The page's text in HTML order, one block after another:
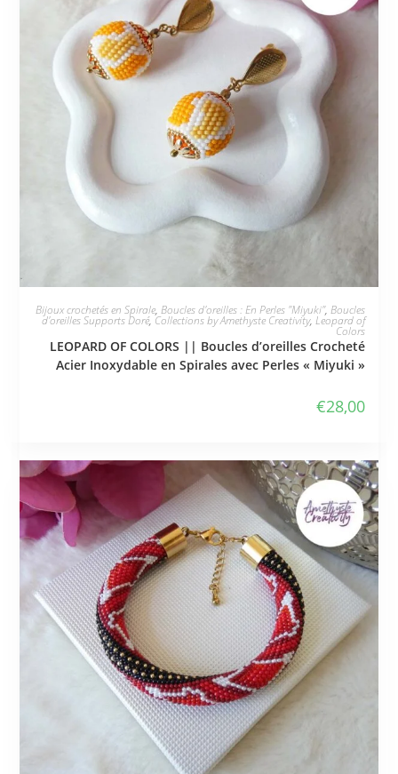
JE L'ADOPTE
Bijoux crochetés en Spirale, Boucles d'oreilles : En Perles "Miyuki", Boucles
d'oreilles Supports Doré, Collections by Amethyste Creativity, Leopard of
Colors
LEOPARD OF COLORS || Boucles d’oreilles Crocheté
Acier Inoxydable en Spirales avec Perles « Miyuki »
€28,00